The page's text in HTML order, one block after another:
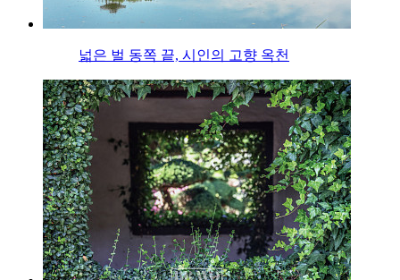
넓은 벌 동쪽 끝, 시인의 고향 옥천